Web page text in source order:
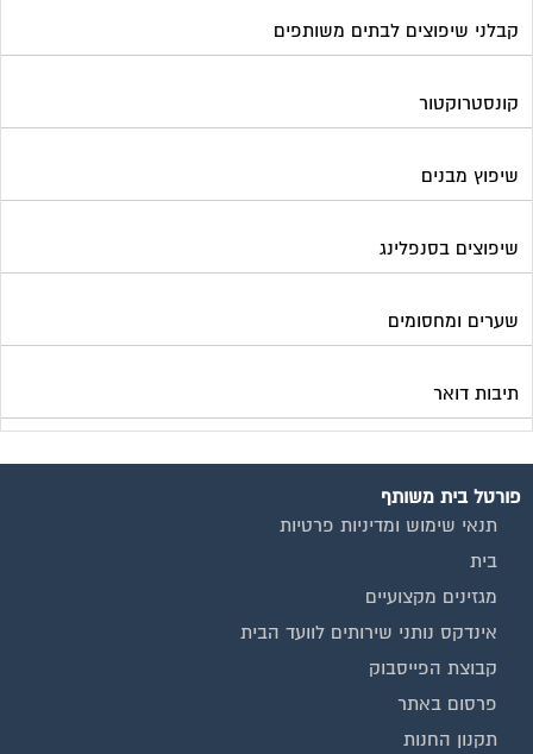
קבלני שיפוצים לבתים משותפים
קונסטרוקטור
שיפוץ מבנים
שיפוצים בסנפלינג
שערים ומחסומים
תיבות דואר
פורטל בית משותף
תנאי שימוש ומדיניות פרטיות
בית
מגזינים מקצועיים
אינדקס נותני שירותים לוועד הבית
קבוצת הפייסבוק
פרסום באתר
תקנון החנות